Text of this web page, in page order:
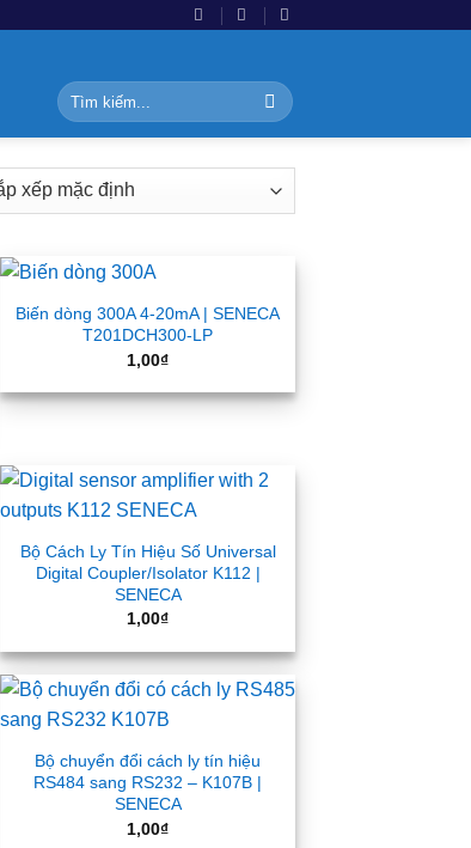
Tìm
kiếm:
Biến dòng 300A 4-20mA | SENECA
T201DCH300-LP
1,00₫
Bộ Cách Ly Tín Hiệu Số Universal
Digital Coupler/Isolator K112 |
SENECA
1,00₫
Bộ chuyển đổi cách ly tín hiệu
RS484 sang RS232 – K107B |
SENECA
1,00₫